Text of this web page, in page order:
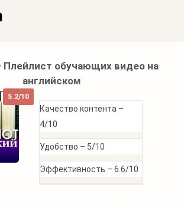
Плейлист обучающих видео на
английском
5.2/10
Качество контента –
4/10
Удобство – 5/10
Эффективность –6.6/10